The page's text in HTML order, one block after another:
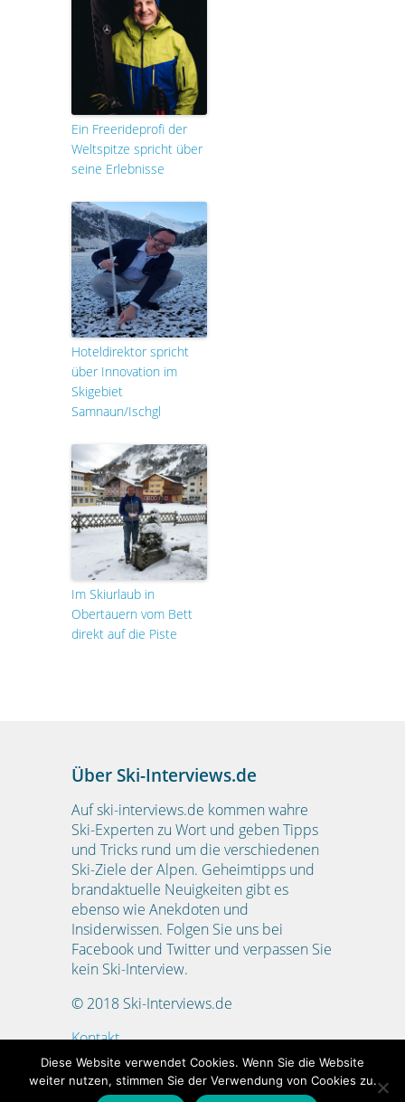
Ein Freerideprofi der
Weltspitze spricht über
seine Erlebnisse
Hoteldirektor spricht
über Innovation im
Skigebiet
Samnaun/Ischgl
Im Skiurlaub in
Obertauern vom Bett
direkt auf die Piste
Über Ski-Interviews.de
Auf ski-interviews.de kommen wahre
Ski-Experten zu Wort und geben Tipps
und Tricks rund um die verschiedenen
Ski-Ziele der Alpen. Geheimtipps und
brandaktuelle Neuigkeiten gibt es
ebenso wie Anekdoten und
Insiderwissen. Folgen Sie uns bei
Facebook und Twitter und verpassen Sie
kein Ski-Interview.
© 2018 Ski-Interviews.de
Kontakt
Impressum
Datenschutzerklärung
Diese Website verwendet Cookies. Wenn Sie die Website
weiter nutzen, stimmen Sie der Verwendung von Cookies zu.